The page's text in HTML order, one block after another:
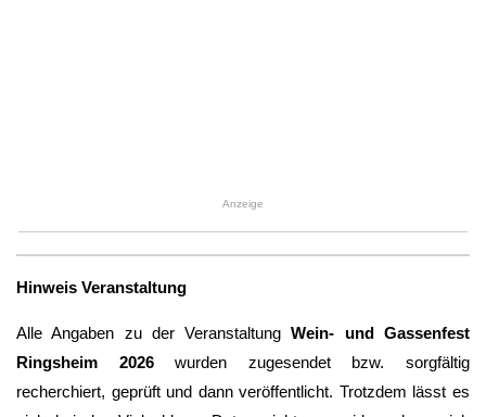
Anzeige
Hinweis Veranstaltung
Alle Angaben zu der VeranstaltungWein- und Gassenfest
Ringsheim 2026wurden zugesendet bzw. sorgfältig
recherchiert, geprüft und dann veröffentlicht. Trotzdem lässt es